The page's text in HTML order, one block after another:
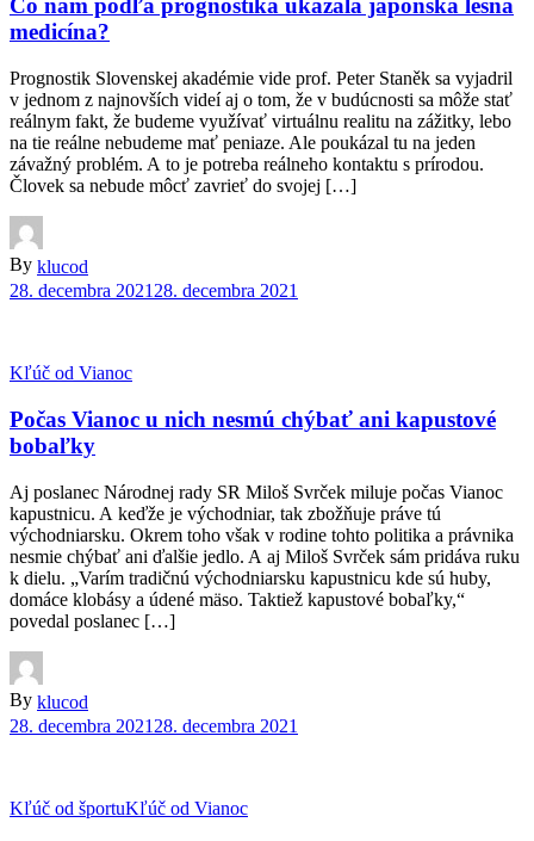
Čo nám podľa prognostika ukázala japonská lesná
medicína?
Prognostik Slovenskej akadémie vide prof. Peter Staněk sa vyjadril
v jednom z najnovších videí aj o tom, že v budúcnosti sa môže stať
reálnym fakt, že budeme využívať virtuálnu realitu na zážitky, lebo
na tie reálne nebudeme mať peniaze. Ale poukázal tu na jeden
závažný problém. A to je potreba reálneho kontaktu s prírodou.
Človek sa nebude môcť zavrieť do svojej […]
By klucod
28. decembra 2021 28. decembra 2021
Kľúč od Vianoc
Počas Vianoc u nich nesmú chýbať ani kapustové
bobaľky
Aj poslanec Národnej rady SR Miloš Svrček miluje počas Vianoc
kapustnicu. A keďže je východniar, tak zbožňuje práve tú
východniarsku. Okrem toho však v rodine tohto politika a právnika
nesmie chýbať ani ďalšie jedlo. A aj Miloš Svrček sám pridáva ruku
k dielu. „Varím tradičnú východniarsku kapustnicu kde sú huby,
domáce klobásy a údené mäso. Taktiež kapustové bobaľky,“
povedal poslanec […]
By klucod
28. decembra 2021 28. decembra 2021
Kľúč od športuKľúč od Vianoc